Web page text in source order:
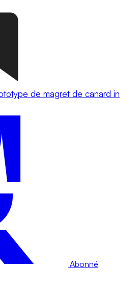
de magret de canard in
Abonné